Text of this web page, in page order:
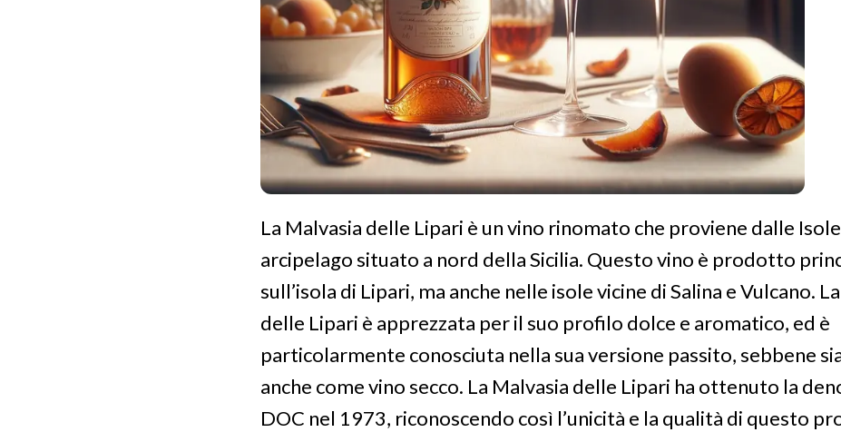
La Malvasia delle Lipari è un vino rinomato che proviene dalle
arcipelago situato a nord della Sicilia. Questo vino è prodotto
sull’isola di Lipari, ma anche nelle isole vicine di Salina e Vulcano.
delle Lipari è apprezzata per il suo profilo dolce e aromatico, ed è
particolarmente conosciuta nella sua versione passito, sebbene
anche come vino secco. La Malvasia delle Lipari ha ottenuto la
DOC nel 1973, riconoscendo così l’unicità e la qualità di questo